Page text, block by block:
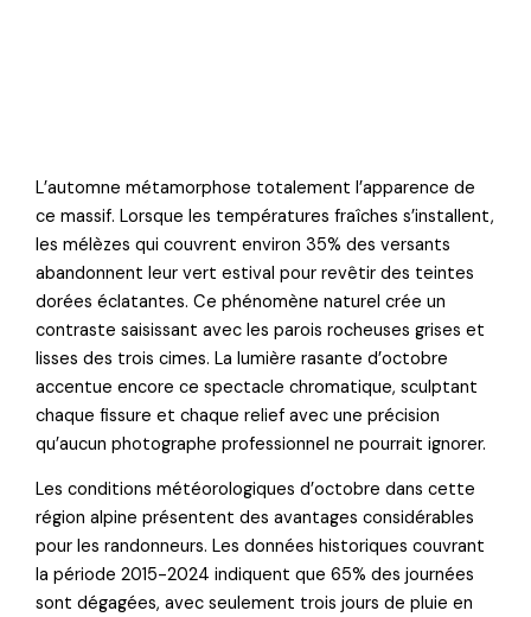
L’automne métamorphose totalement l’apparence de
ce massif. Lorsque les températures fraîches s’installent,
les mélèzes qui couvrent environ 35% des versants
abandonnent leur vert estival pour revêtir des teintes
dorées éclatantes. Ce phénomène naturel crée un
contraste saisissant avec les parois rocheuses grises et
lisses des trois cimes. La lumière rasante d’octobre
accentue encore ce spectacle chromatique, sculptant
chaque fissure et chaque relief avec une précision
qu’aucun photographe professionnel ne pourrait ignorer.
Les conditions météorologiques d’octobre dans cette
région alpine présentent des avantages considérables
pour les randonneurs. Les données historiques couvrant
la période 2015-2024 indiquent que 65% des journées
sont dégagées, avec seulement trois jours de pluie en